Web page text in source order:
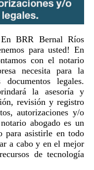
BRR Bernal Ríos
para usted! En
con el notario
necesita para la
legales.
la asesoría y
revisión y registro
autorizaciones y/o
abogado es un
para asistirle en todo
a cabo y en el mejor
de tecnología